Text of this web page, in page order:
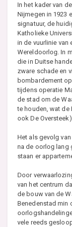
In het kader van
Nijmegen in 1923
signatuur, de
Katholieke
in de vuurlinie van
Wereldoorlog. In
die in Duitse
zware schade en
bombardement
tijdens operatie
de stad om de
te houden, wat de
ook De Oversteek).
Het als gevolg
na de oorlog lang
staan er
Door
van het centrum
de bouw van de
Benedenstad min
vele reeds